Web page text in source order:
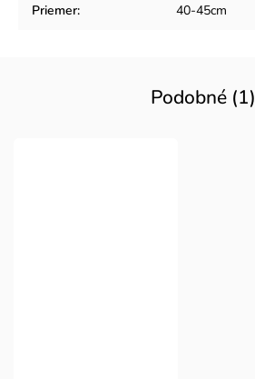
Priemer: 40-45cm
Podobné (1)